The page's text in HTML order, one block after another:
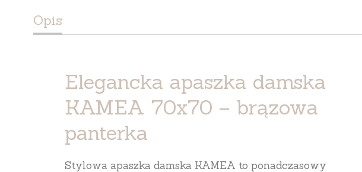
Opis
Elegancka apaszka damska
KAMEA 70x70 – brązowa
panterka
Stylowa apaszka damska KAMEA to ponadczasowy